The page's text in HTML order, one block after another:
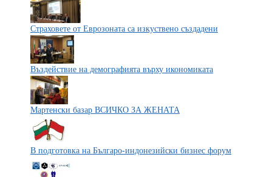
Страховете от Еврозоната са изкуствено създадени
Въздействие на демографията върху икономиката
Мартенски базар ВСИЧКО ЗА ЖЕНАТА
В подготовка на Българо-индoнезийски бизнес форум